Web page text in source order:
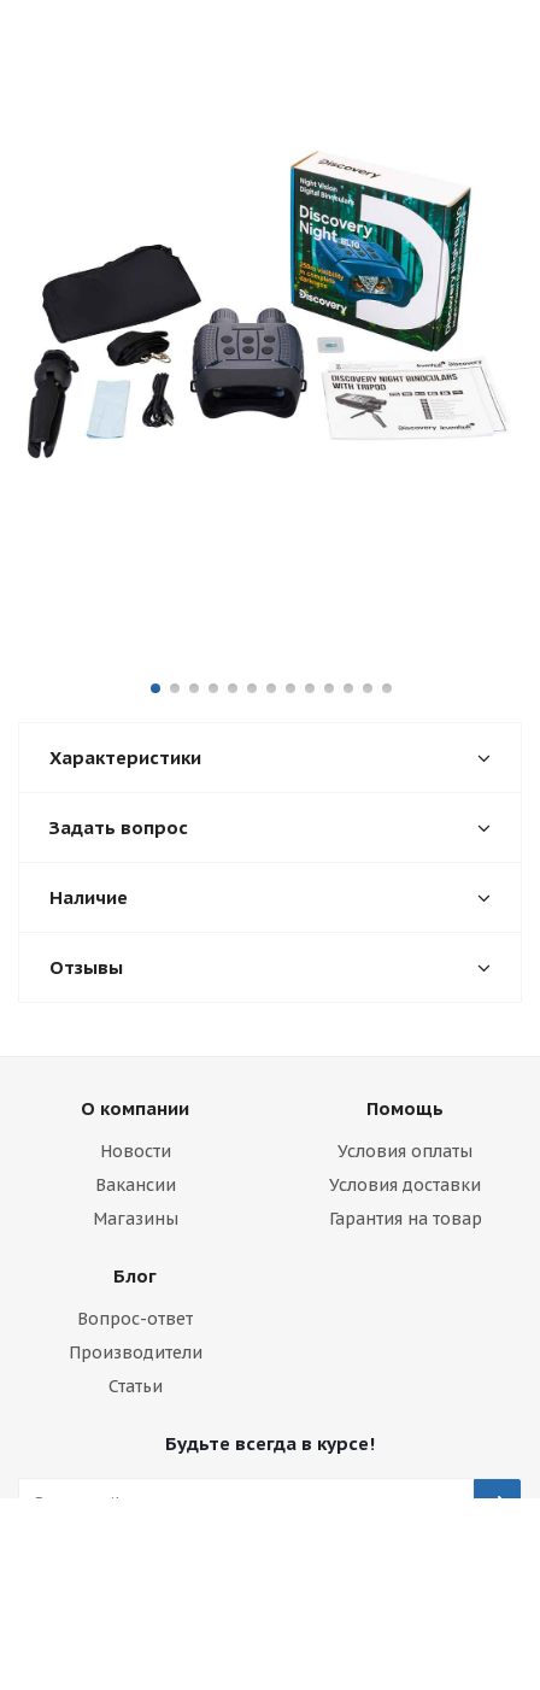
Характеристики
Задать вопрос
Наличие
Отзывы
О компании
Новости
Вакансии
Магазины
Помощь
Условия оплаты
Условия доставки
Гарантия на товар
Блог
Вопрос-ответ
Производители
Статьи
Будьте всегда в курсе!